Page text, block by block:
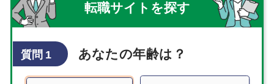
転職サイトを探す
質問 1 あなたの年齢は？